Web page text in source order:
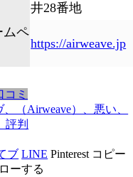
井28番地
ムペ
https://airweave.jp
コミ
（Airweave）、悪い、
評判
ブ LINE Pinterest コピー
ーする